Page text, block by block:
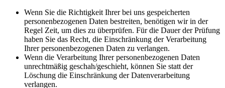
Wenn Sie die Richtigkeit Ihrer bei uns gespeicherten
personenbezogenen Daten bestreiten, benötigen wir in der
Regel Zeit, um dies zu überprüfen. Für die Dauer der Prüfung
haben Sie das Recht, die Einschränkung der Verarbeitung
Ihrer personenbezogenen Daten zu verlangen.
Wenn die Verarbeitung Ihrer personenbezogenen Daten
unrechtmäßig geschah/geschieht, können Sie statt der
Löschung die Einschränkung der Datenverarbeitung
verlangen.